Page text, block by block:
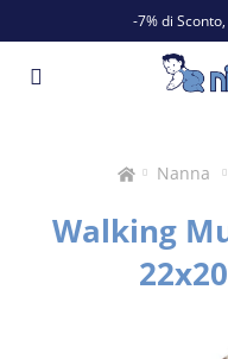
-7% di
Nanna
Walking